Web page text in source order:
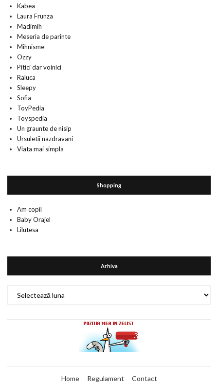
Kabea
Laura Frunza
Madimih
Meseria de parinte
Mihnisme
Ozzy
Pitici dar voinici
Raluca
Sleepy
Sofia
ToyPedia
Toyspedia
Un graunte de nisip
Ursuletii nazdravani
Viata mai simpla
Shopping
Am copil
Baby Orajel
Lilutesa
Arhiva
Home Regulament Contact